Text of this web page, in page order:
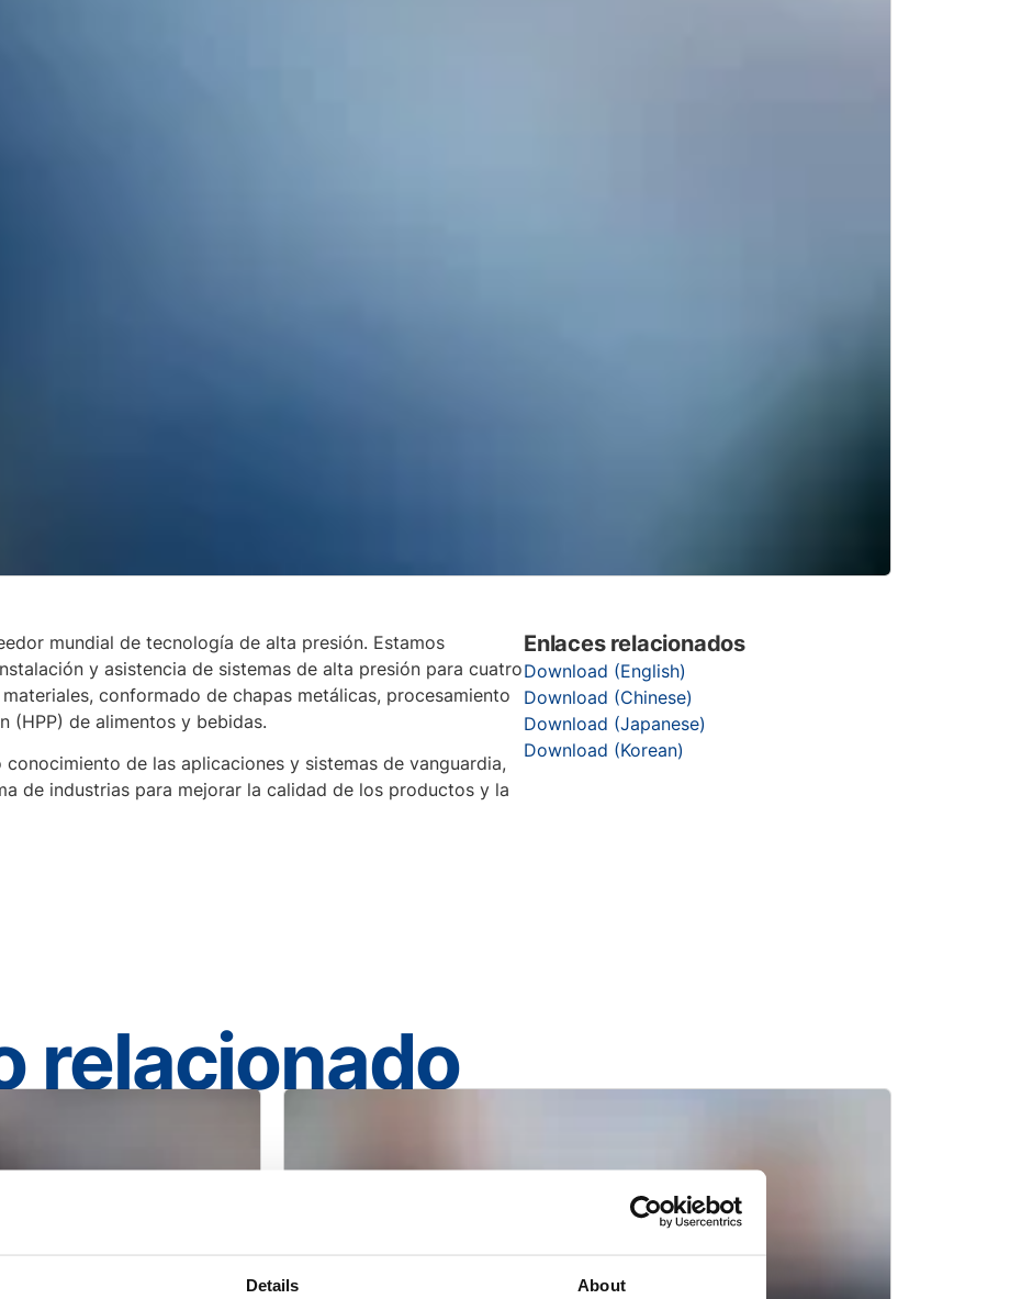
Details About
mundial de tecnología de alta presión. Estamos
y asistencia de sistemas de alta presión para cuatro
conformado de chapas metálicas, procesamiento
(HPP) de alimentos y bebidas.
de las aplicaciones y sistemas de vanguardia,
de industrias para mejorar la calidad de los productos y la
Enlaces relacionados
Download (English)
Download (Chinese)
Download (Japanese)
Download (Korean)
relacionado